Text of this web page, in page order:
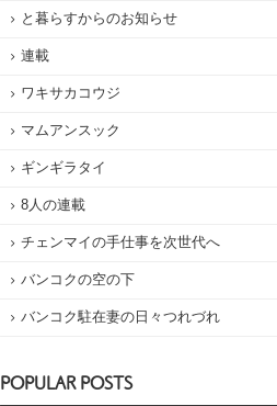
と暮らすからのお知らせ
連載
ワキサカコウジ
マムアンスック
ギンギラタイ
8人の連載
チェンマイの手仕事を次世代へ
バンコクの空の下
バンコク駐在妻の日々つれづれ
POPULAR POSTS